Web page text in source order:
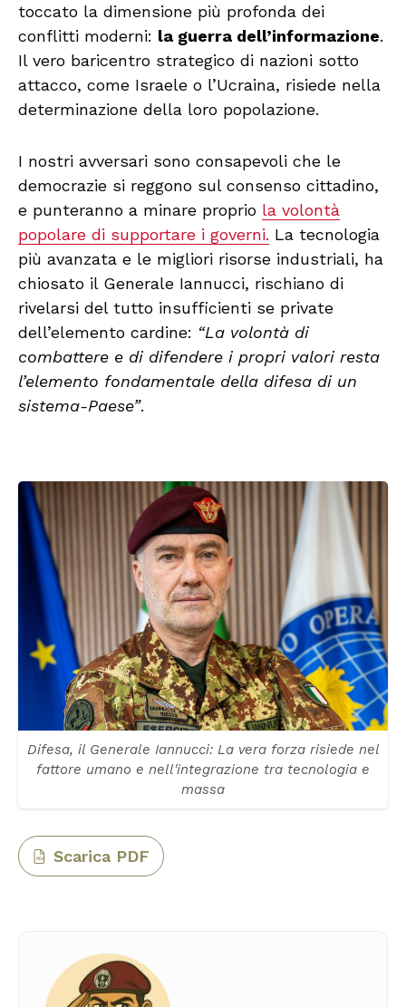
toccato la dimensione più profonda dei
conflitti moderni: la guerra dell’informazione.
Il vero baricentro strategico di nazioni sotto
attacco, come Israele o l’Ucraina, risiede nella
determinazione della loro popolazione.
I nostri avversari sono consapevoli che le
democrazie si reggono sul consenso cittadino,
e punteranno a minare proprio la volontà
popolare di supportare i governi. La tecnologia
più avanzata e le migliori risorse industriali, ha
chiosato il Generale Iannucci, rischiano di
rivelarsi del tutto insufficienti se private
dell’elemento cardine: “La volontà di
combattere e di difendere i propri valori resta
l’elemento fondamentale della difesa di un
sistema-Paese”.
Difesa, il Generale Iannucci: La vera forza risiede nel
fattore umano e nell'integrazione tra tecnologia e
massa
PDF Scarica PDF